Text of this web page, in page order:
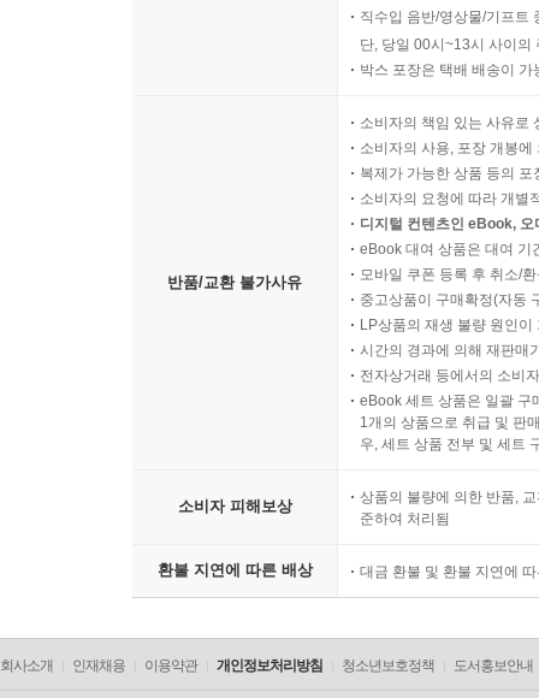
직수입 음반/영상물/기프트
단, 당일 00시~13시 사이의
박스 포장은 택배 배송이
반품/교환 불가사유
소비자의 책임 있는 사유로
소비자의 사용, 포장 개봉
복제가 가능한 상품 등의
소비자의 요청에 따라 개별
디지털 컨텐츠인 eBook,
eBook 대여 상품은 대여 기
모바일 쿠폰 등록 후 취소/
중고상품이 구매확정(자동
LP상품의 재생 불량 원인
시간의 경과에 의해 재판매
전자상거래 등에서의 소비
eBook 세트 상품은 일괄 구
1개의 상품으로 취급 및 판
우, 세트 상품 전부 및 세트
소비자 피해보상
상품의 불량에 의한 반품,
준하여 처리됨
환불 지연에 따른 배상 대금 환불 및 환불 지연에
회사소개 인재채용 이용약관 개인정보처리방침 청소년보호정책 도서홍보안내